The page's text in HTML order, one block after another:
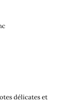
délicates et